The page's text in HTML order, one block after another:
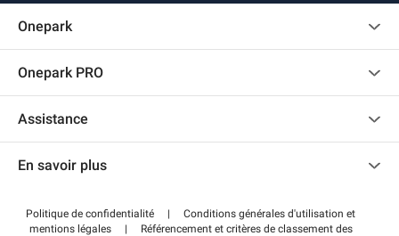
Onepark
Recrutement
Onepark PRO
Accéder à mon espace partenaire
Assistance
Centre d'aide
Régler votre stationnement FLOW
En savoir plus
Wiki
Politique de confidentialité |
Conditions générales d'utilisation et
mentions légales
| Référencement et critères de classement des